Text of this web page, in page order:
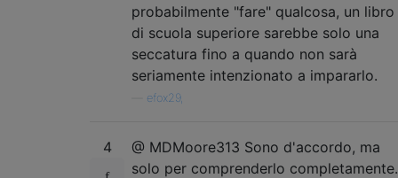
probabilmente "fare" qualcosa, un libro
di scuola superiore sarebbe solo una
seccatura fino a quando non sarà
seriamente intenzionato a impararlo.
efox29,
4
@ MDMoore313 Sono d'accordo, ma
solo per comprenderlo completamente.